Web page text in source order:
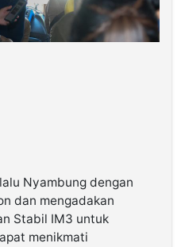
Nyambung dengan
dan mengadakan
Stabil IM3 untuk
menikmati